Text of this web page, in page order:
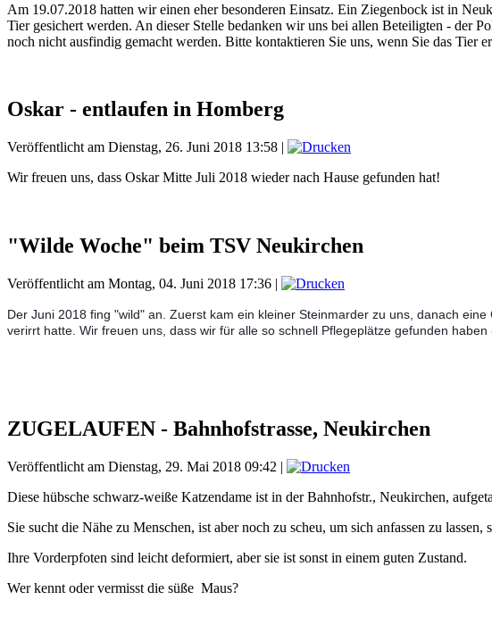
Am 19.07.2018 hatten wir einen eher besonderen Einsatz. Ein Ziegenbock ist in
Tier gesichert werden. An dieser Stelle bedanken wir uns bei allen Beteiligten - der
noch nicht ausfindig gemacht werden. Bitte kontaktieren Sie uns, wenn Sie das Tier
Oskar - entlaufen in Homberg
Veröffentlicht am Dienstag, 26. Juni 2018 13:58 |
Wir freuen uns, dass Oskar Mitte Juli 2018 wieder nach Hause gefunden hat!
"Wilde Woche" beim TSV Neukirchen
Veröffentlicht am Montag, 04. Juni 2018 17:36 |
Der Juni 2018 fing "wild" an. Zuerst kam ein kleiner Steinmarder zu uns, danach
verirrt hatte. Wir freuen uns, dass wir für alle so schnell Pflegeplätze gefunden haben
ZUGELAUFEN - Bahnhofstrasse, Neukirchen
Veröffentlicht am Dienstag, 29. Mai 2018 09:42 |
Diese hübsche schwarz-weiße Katzendame ist in der Bahnhofstr., Neukirchen,
Sie sucht die Nähe zu Menschen, ist aber noch zu scheu, um sich anfassen zu
Ihre Vorderpfoten sind leicht deformiert, aber sie ist sonst in einem guten Zustand.
Wer kennt oder vermisst die süße Maus?